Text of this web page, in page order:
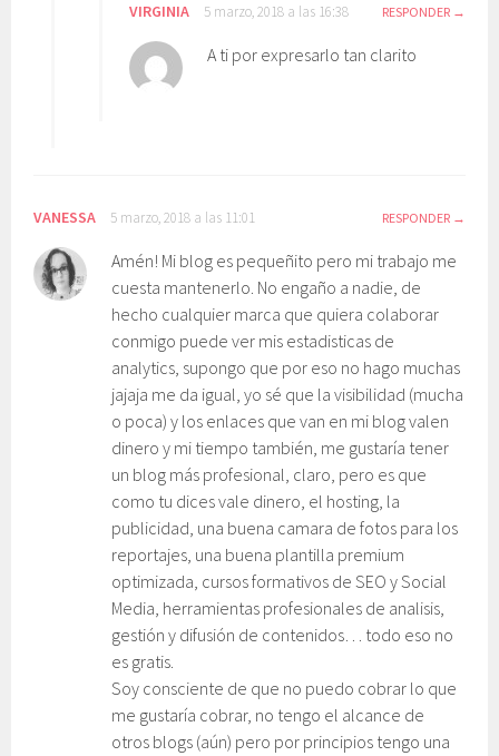
VIRGINIA 5 marzo, 2018 a las 16:38 RESPONDER
A ti por expresarlo tan clarito
VANESSA 5 marzo, 2018 a las 11:01 RESPONDER
Amén! Mi blog es pequeñito pero mi trabajo me
cuesta mantenerlo. No engaño a nadie, de
hecho cualquier marca que quiera colaborar
conmigo puede ver mis estadisticas de
analytics, supongo que por eso no hago muchas
jajaja me da igual, yo sé que la visibilidad (mucha
o poca) y los enlaces que van en mi blog valen
dinero y mi tiempo también, me gustaría tener
un blog más profesional, claro, pero es que
como tu dices vale dinero, el hosting, la
publicidad, una buena camara de fotos para los
reportajes, una buena plantilla premium
optimizada, cursos formativos de SEO y Social
Media, herramientas profesionales de analisis,
gestión y difusión de contenidos… todo eso no
es gratis.
Soy consciente de que no puedo cobrar lo que
me gustaría cobrar, no tengo el alcance de
otros blogs (aún) pero por principios tengo una